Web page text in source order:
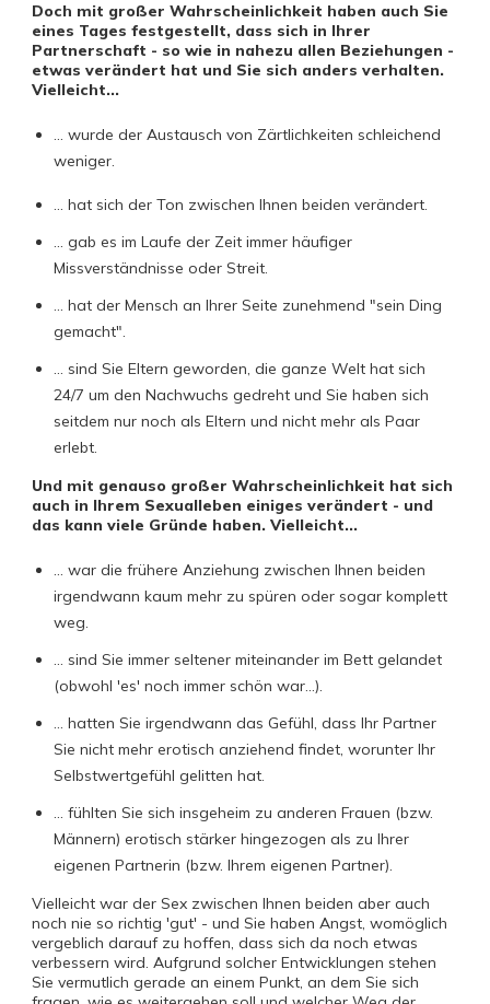
Doch mit großer Wahrscheinlichkeit haben auch Sie
eines Tages festgestellt, dass sich in Ihrer
Partnerschaft - so wie in nahezu allen Beziehungen -
etwas verändert hat und Sie sich anders verhalten.
Vielleicht...
... wurde der Austausch von Zärtlichkeiten schleichend
weniger.
... hat sich der Ton zwischen Ihnen beiden verändert.
... gab es im Laufe der Zeit immer häufiger
Missverständnisse oder Streit.
... hat der Mensch an Ihrer Seite zunehmend "sein Ding
gemacht".
... sind Sie Eltern geworden, die ganze Welt hat sich
24/7 um den Nachwuchs gedreht und Sie haben sich
seitdem nur noch als Eltern und nicht mehr als Paar
erlebt.
Und mit genauso großer Wahrscheinlichkeit hat sich
auch in Ihrem Sexualleben einiges verändert - und
das kann viele Gründe haben. Vielleicht...
... war die frühere Anziehung zwischen Ihnen beiden
irgendwann kaum mehr zu spüren oder sogar komplett
weg.
... sind Sie immer seltener miteinander im Bett gelandet
(obwohl 'es' noch immer schön war...).
... hatten Sie irgendwann das Gefühl, dass Ihr Partner
Sie nicht mehr erotisch anziehend findet, worunter Ihr
Selbstwertgefühl gelitten hat.
... fühlten Sie sich insgeheim zu anderen Frauen (bzw.
Männern) erotisch stärker hingezogen als zu Ihrer
eigenen Partnerin (bzw. Ihrem eigenen Partner).
Vielleicht war der Sex zwischen Ihnen beiden aber auch
noch nie so richtig 'gut' - und Sie haben Angst, womöglich
vergeblich darauf zu hoffen, dass sich da noch etwas
verbessern wird. Aufgrund solcher Entwicklungen stehen
Sie vermutlich gerade an einem Punkt, an dem Sie sich